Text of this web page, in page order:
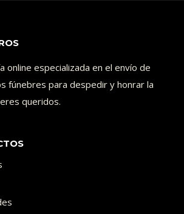
online especializada en el envío de
fúnebres para despedir y honrar la
queridos.